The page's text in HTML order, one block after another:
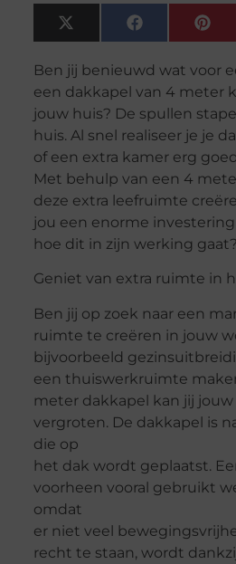
X
(Twitter)
Facebook
Ben jij benieuwd wat voor
een dakkapel van 4 meter
jouw huis? De spullen
huis. Al snel realiseer je je
of een extra kamer erg
Met behulp van een 4
deze extra leefruimte
jou een enorme
hoe dit in zijn werking gaat?
Geniet van extra ruimte in
Ben jij op zoek naar een
ruimte te creëren in jouw
bijvoorbeeld
een thuiswerkruimte
meter dakkapel kan jij
vergroten. De dakkapel is
die op
het dak wordt geplaatst.
voorheen vooral gebruikt
omdat
er niet veel
recht te staan, wordt